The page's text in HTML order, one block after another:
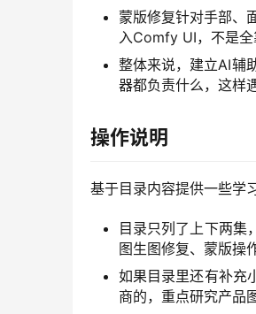
蒙版修复针对手部、
入Comfy UI，不是全
整体来说，建立AI辅
器都负责什么，这样
操作说明
基于目录内容提供一些学
目录只列了上下两集
图生图修复、蒙版操
如果目录里还有补充
商的，重点研究产品